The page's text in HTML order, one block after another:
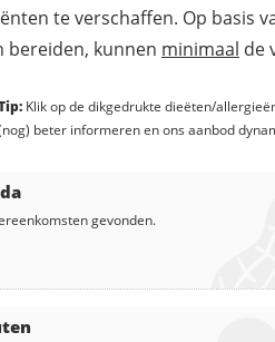
te verschaffen. Op basis
bereiden, kunnen minimaal de
Klik op de dikgedrukte dieëten/
beter informeren en ons aanbod
gevonden.